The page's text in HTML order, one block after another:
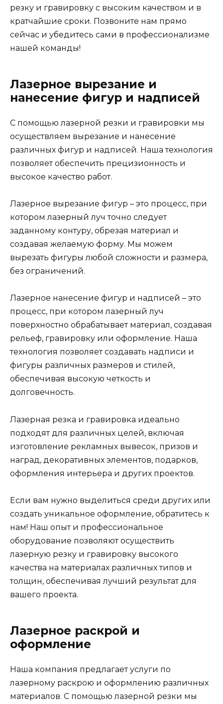
резку и гравировку с высоким качеством и в
кратчайшие сроки. Позвоните нам прямо
сейчас и убедитесь сами в профессионализме
нашей команды!
Лазерное вырезание и
нанесение фигур и надписей
С помощью лазерной резки и гравировки мы
осуществляем вырезание и нанесение
различных фигур и надписей. Наша технология
позволяет обеспечить прецизионность и
высокое качество работ.
Лазерное вырезание фигур – это процесс, при
котором лазерный луч точно следует
заданному контуру, обрезая материал и
создавая желаемую форму. Мы можем
вырезать фигуры любой сложности и размера,
без ограничений.
Лазерное нанесение фигур и надписей – это
процесс, при котором лазерный луч
поверхностно обрабатывает материал, создавая
рельеф, гравировку или оформление. Наша
технология позволяет создавать надписи и
фигуры различных размеров и стилей,
обеспечивая высокую четкость и
долговечность.
Лазерная резка и гравировка идеально
подходят для различных целей, включая
изготовление рекламных вывесок, призов и
наград, декоративных элементов, подарков,
оформления интерьера и других проектов.
Если вам нужно выделиться среди других или
создать уникальное оформление, обратитесь к
нам! Наш опыт и профессиональное
оборудование позволяют осуществить
лазерную резку и гравировку высокого
качества на материалах различных типов и
толщин, обеспечивая лучший результат для
вашего проекта.
Лазерное раскрой и
оформление
Наша компания предлагает услуги по
лазерному раскрою и оформлению различных
материалов. С помощью лазерной резки мы